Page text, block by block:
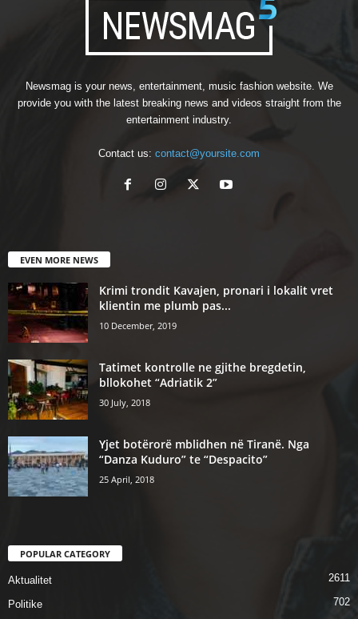
Newsmag is your news, entertainment, music fashion website. We
provide you with the latest breaking news and videos straight from the
entertainment industry.
Contact us: contact@yoursite.com
EVEN MORE NEWS
Krimi trondit Kavajen, pronari i lokalit vret
klientin me plumb pas...
10 December, 2019
Tatimet kontrolle ne gjithe bregdetin,
bllokohet “Adriatik 2”
30 July, 2018
Yjet botërorë mblidhen në Tiranë. Nga
“Danza Kuduro” te “Despacito”
25 April, 2018
POPULAR CATEGORY
Aktualitet 2611
Politike 702